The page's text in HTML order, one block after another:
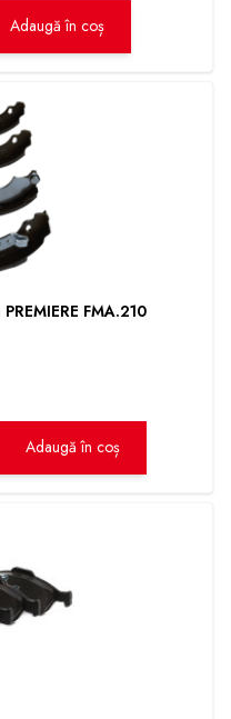
Adaugă în coș
FMA.210
Adaugă în coș